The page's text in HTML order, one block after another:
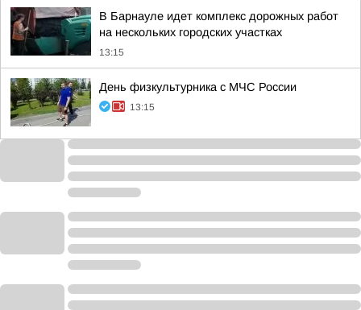
В Барнауле идет комплекс дорожных работ
на нескольких городских участках
13:15
День физкультурника с МЧС России
13:15